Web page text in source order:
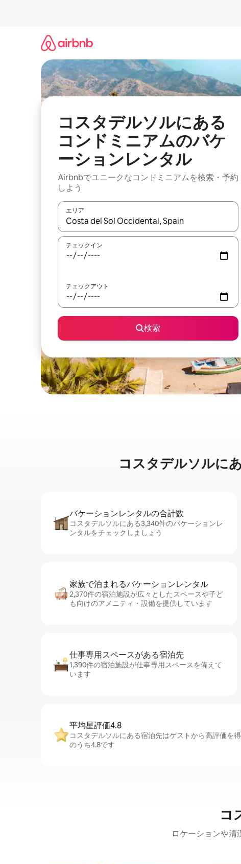
コスタデルソルにある
コンドミニアムのバケ
ーションレンタル
Airbnbでユニークなコンドミニアムを検索・予約
しよう
エリア
検索結果が表示されたら、上下の矢印キーを使って
チェックイン
チェックアウト
検索
コスタデルソルに⁠
バケーションレ⁠ン⁠タ⁠ル⁠の合⁠計⁠数
コスタデルソルにある3,340件のバケーションレ
ンタルをチェックしましょう
家族で泊まれるバ⁠ケ⁠ー⁠シ⁠ョ⁠ンレ⁠ン⁠タ⁠ル
2,370件の宿泊施設が広々としたスペースや子ど
も向けのアメニティ・設備を提供しています
仕事専用ス⁠ペ⁠ー⁠スがあ⁠る宿⁠泊⁠先
1,390件の宿泊施設が仕事専用スペースを備えて
います
平均星評価4.8
コスタデルソルにある宿泊先はゲストから高評価を
のうち4.8です
コ
ロケーションや